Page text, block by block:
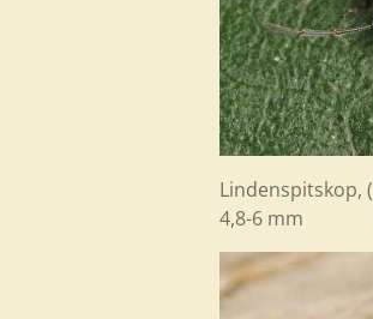
Lindenspitskop, (
4,8-6